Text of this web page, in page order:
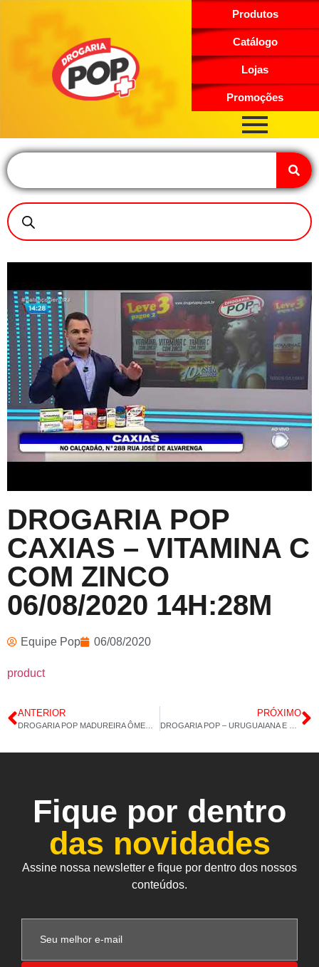
Produtos
Catálogo
Lojas
Promoções
DROGARIA POP
CAXIAS – VITAMINA C
COM ZINCO
06/08/2020 14H:28M
Equipe Pop 06/08/2020
product
ANTERIOR PRÓXIMO
Fique por dentro
das novidades
Assine nossa newsletter e fique por dentro dos nossos
conteúdos.